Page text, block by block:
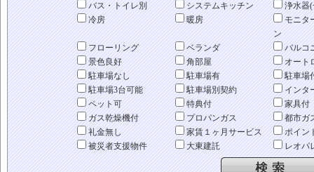
バス・トイレ別
システムキッチン
浄水器(
冷房
暖房
モニタ
ン
フローリング
ベランダ
バルコ
景色良好
角部屋
オート
駐車場なし
駐車場有
駐車場
駐車場3台可能
駐車場別契約
インタ
ペット可
特典付
家具付
ガス乾燥機付
プロパンガス
都市ガ
礼金無し
家賃１ヶ月サービス
ポイン
被災者支援物件
大東建託 レオパ